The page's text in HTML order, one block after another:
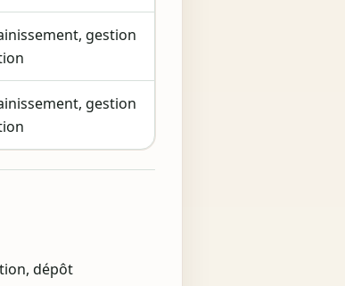
gestion
gestion
dépôt